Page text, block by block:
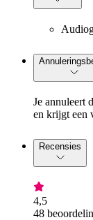
Je annuleert
en krijgt een
Recensies
4,5
48